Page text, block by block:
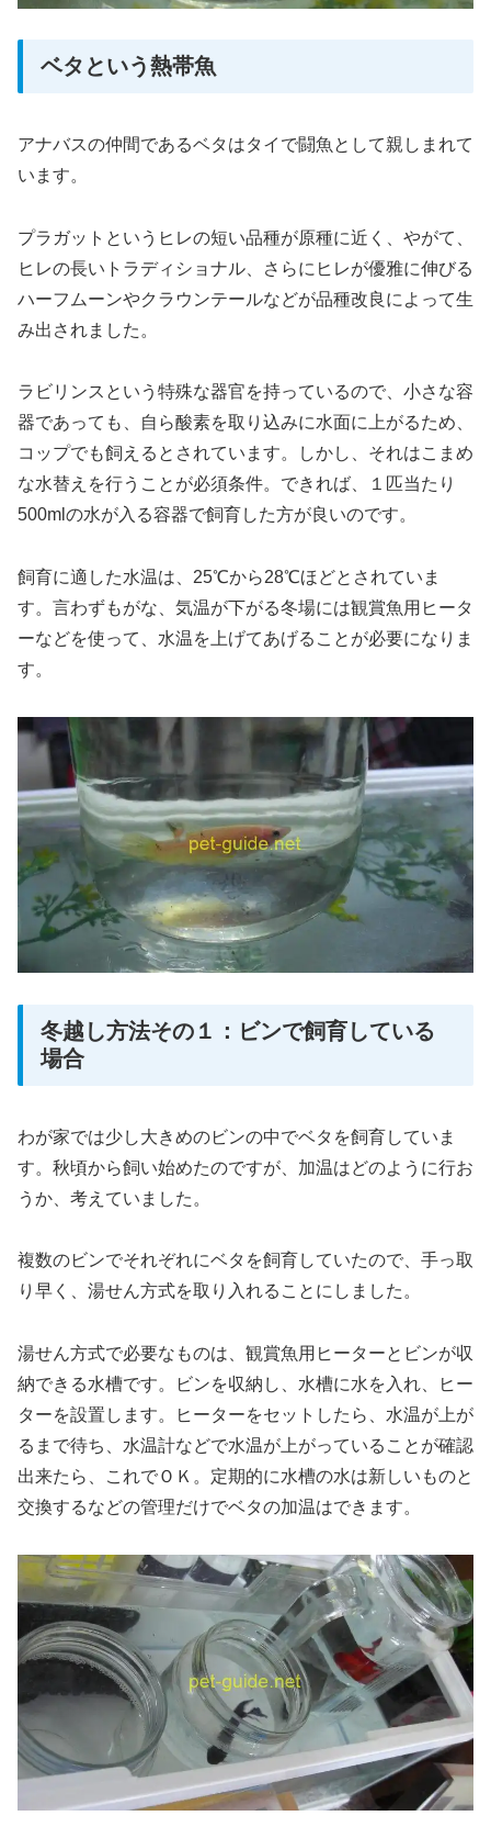
ベタという熱帯魚
アナバスの仲間であるベタはタイで闘魚として親しまれて
います。
プラガットというヒレの短い品種が原種に近く、やがて、
ヒレの長いトラディショナル、さらにヒレが優雅に伸びる
ハーフムーンやクラウンテールなどが品種改良によって生
み出されました。
ラビリンスという特殊な器官を持っているので、小さな容
器であっても、自ら酸素を取り込みに水面に上がるため、
コップでも飼えるとされています。しかし、それはこまめ
な水替えを行うことが必須条件。できれば、１匹当たり
500mlの水が入る容器で飼育した方が良いのです。
飼育に適した水温は、25℃から28℃ほどとされていま
す。言わずもがな、気温が下がる冬場には観賞魚用ヒータ
ーなどを使って、水温を上げてあげることが必要になりま
す。
冬越し方法その１：ビンで飼育している
場合
わが家では少し大きめのビンの中でベタを飼育していま
す。秋頃から飼い始めたのですが、加温はどのように行お
うか、考えていました。
複数のビンでそれぞれにベタを飼育していたので、手っ取
り早く、湯せん方式を取り入れることにしました。
湯せん方式で必要なものは、観賞魚用ヒーターとビンが収
納できる水槽です。ビンを収納し、水槽に水を入れ、ヒー
ターを設置します。ヒーターをセットしたら、水温が上が
るまで待ち、水温計などで水温が上がっていることが確認
出来たら、これでＯＫ。定期的に水槽の水は新しいものと
交換するなどの管理だけでベタの加温はできます。